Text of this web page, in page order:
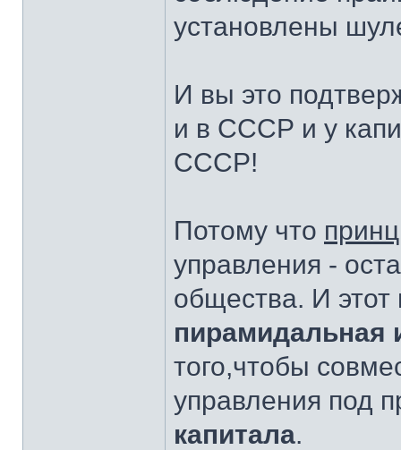
установлены
И вы это
и в СССР и у
СССР!
Потому что
управления -
общества. И этот
пирамидальная
того,чтобы
управления под
капитала.